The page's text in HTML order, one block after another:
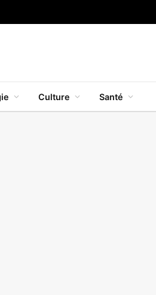
Culture Santé